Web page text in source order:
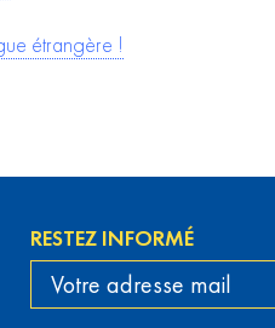
étrangère !
RESTEZ INFORMÉ